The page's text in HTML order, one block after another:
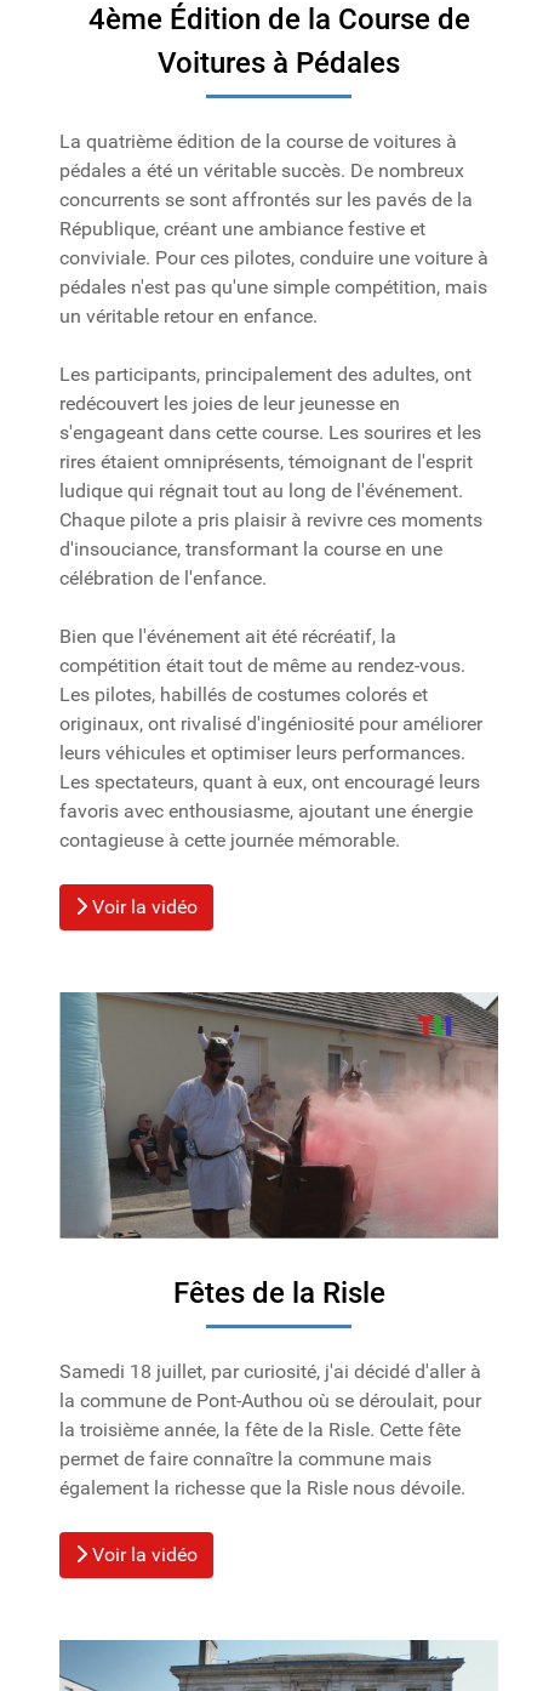
4ème Édition de la Course de
Voitures à Pédales
La quatrième édition de la course de voitures à
pédales a été un véritable succès. De nombreux
concurrents se sont affrontés sur les pavés de la
République, créant une ambiance festive et
conviviale. Pour ces pilotes, conduire une voiture à
pédales n'est pas qu'une simple compétition, mais
un véritable retour en enfance.
Les participants, principalement des adultes, ont
redécouvert les joies de leur jeunesse en
s'engageant dans cette course. Les sourires et les
rires étaient omniprésents, témoignant de l'esprit
ludique qui régnait tout au long de l'événement.
Chaque pilote a pris plaisir à revivre ces moments
d'insouciance, transformant la course en une
célébration de l'enfance.
Bien que l'événement ait été récréatif, la
compétition était tout de même au rendez-vous.
Les pilotes, habillés de costumes colorés et
originaux, ont rivalisé d'ingéniosité pour améliorer
leurs véhicules et optimiser leurs performances.
Les spectateurs, quant à eux, ont encouragé leurs
favoris avec enthousiasme, ajoutant une énergie
contagieuse à cette journée mémorable.
Voir la vidéo
Fêtes de la Risle
Samedi 18 juillet, par curiosité, j'ai décidé d'aller à
la commune de Pont-Authou où se déroulait, pour
la troisième année, la fête de la Risle. Cette fête
permet de faire connaître la commune mais
également la richesse que la Risle nous dévoile.
Voir la vidéo